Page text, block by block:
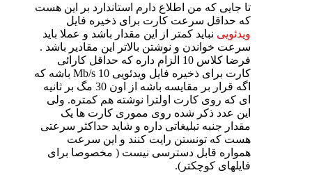
تا جایی که من اطلاع دارم استاندارد بر این هست
که حداقل سرعت کارت برای ذخیره فایل
ویدئویی نباید کمتر از این مقدار باشد و عملا باید
سرعت خواندن و نوشتن بالاتر این مقادیر باشد .
فرضا کلاس 10 الزام داره که حداقل کارائی
کارت برای ذخیره فایل ویدئویی 10 Mb/s باشه که
اگه قرار بر مقایسه باشه از اون 30 مگ بر ثانیه
ای که روی کارت اولترا نوشته هم کمتره. ولی
این عدد ذکر شده روی مموری کارت ها یک
مقدار جنبه تبلیغاتی داره و شاید حداکثر سرعتی
هست که تونستن رایت کنند و این سرعت
همواره قابل دسترسی نیست ( مخصوصا برای
فایلهای کوچکتر).